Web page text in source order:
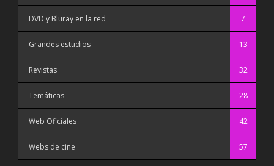
DVD y Bluray en la red 7
Grandes estudios 13
Revistas 32
Temáticas 28
Web Oficiales 42
Webs de cine 57